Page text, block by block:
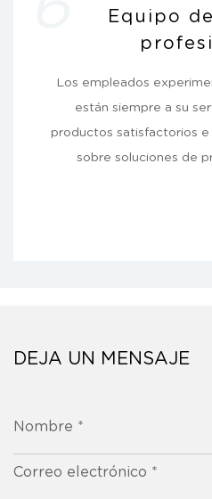
Equipo
Los empleados
están siempre a su
productos satisfactorios
sobre soluciones de
DEJA UN MENSAJE
Nombre *
Correo electrónico *